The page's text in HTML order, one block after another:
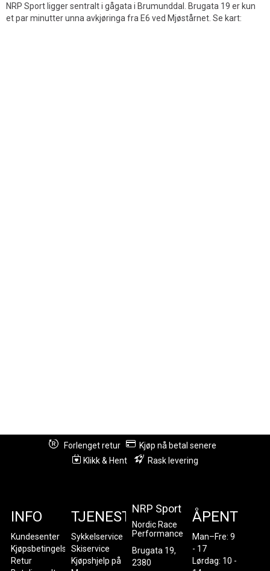
NRP Sport ligger sentralt i gågata i Brumunddal. Brugata 19 er kun
et par minutter unna avkjøringa fra E6 ved Mjøstårnet. Se kart:
Forlenget retur
Kjøp nå betal senere
Klikk & Hent
Rask levering
INFO
Kundesenter
Kjøpsbetingelser
Retur
TJENESTER
Sykkelservice
Skiservice
Kjøpshjelp på
NRP Sport
Nordic Race
Performance
Brugata 19,
2380
ÅPENT
Man–Fre: 9
- 17
Lørdag: 10 -